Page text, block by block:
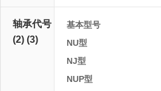
轴承代号
(2) (3)
基本型号
NU型
NJ型
NUP型